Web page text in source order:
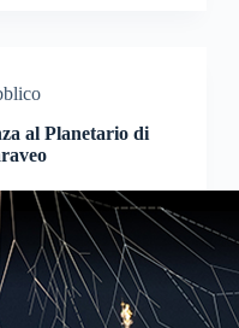
al Planetario di